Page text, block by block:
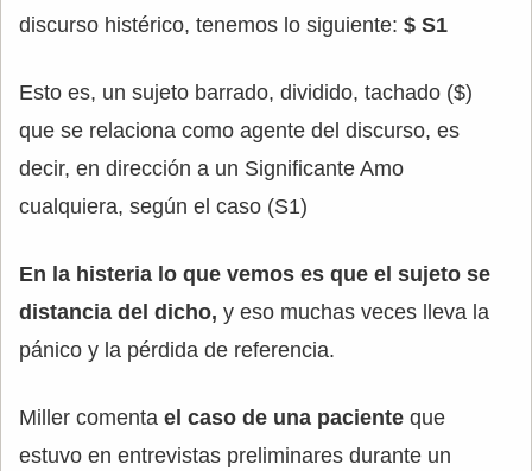
discurso histérico, tenemos lo siguiente: $ S1
Esto es, un sujeto barrado, dividido, tachado ($)
que se relaciona como agente del discurso, es
decir, en dirección a un Significante Amo
cualquiera, según el caso (S1)
En la histeria lo que vemos es que el sujeto se
distancia del dicho, y eso muchas veces lleva la
pánico y la pérdida de referencia.
Miller comenta el caso de una paciente que
estuvo en entrevistas preliminares durante un